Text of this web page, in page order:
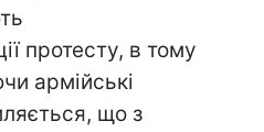
протесту, в тому
армійські
що з